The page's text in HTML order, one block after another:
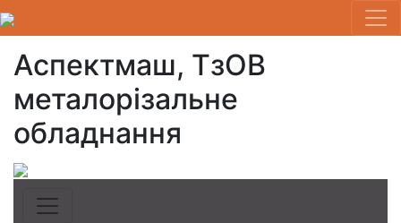
Аспектмаш, ТзОВ
металорізальне
обладнання